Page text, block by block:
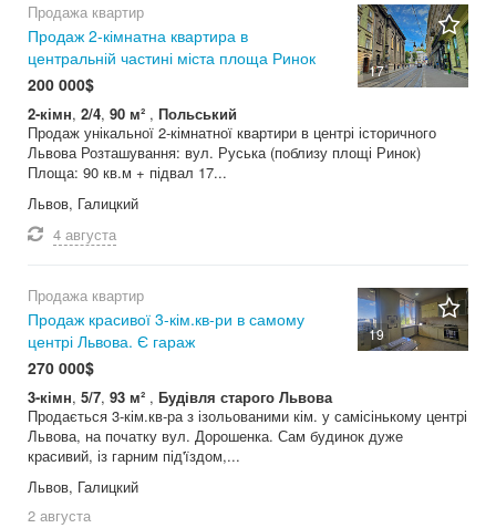
17
Продажа квартир
Продаж 2-кімнатна квартира в
центральній частині міста площа Ринок
200 000$
2-кімн, 2/4, 90 м² , Польський
Продаж унікальної 2-кімнатної квартири в центрі історичного
Львова Розташування: вул. Руська (поблизу площі Ринок)
Площа: 90 кв.м + підвал 17...
Львов, Галицкий
4 августа
19
Продажа квартир
Продаж красивої 3-кім.кв-ри в самому
центрі Львова. Є гараж
270 000$
3-кімн, 5/7, 93 м² , Будівля старого Львова
Продається 3-кім.кв-ра з ізольованими кім. у самісінькому центрі
Львова, на початку вул. Дорошенка. Сам будинок дуже
красивий, із гарним під'їздом,...
Львов, Галицкий
2 августа